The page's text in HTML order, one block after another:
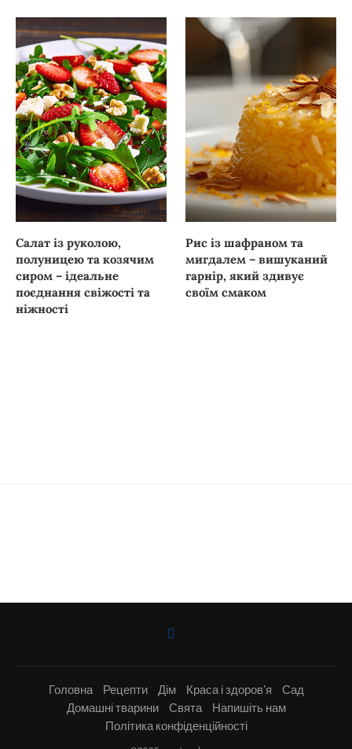
Салат із руколою,
полуницею та козячим
сиром – ідеальне
поєднання свіжості та
ніжності
Рис із шафраном та
мигдалем – вишуканий
гарнір, який здивує
своїм смаком
Головна Рецепти Дім Краса і здоров’я
Сад
Домашні тварини
Свята
Напишіть нам
Політика конфіденційності